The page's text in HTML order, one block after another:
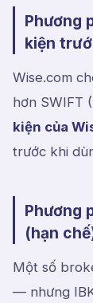
Phương
kiện
Wise.com
hơn SWIFT
kiện của
trước khi
Phương
(hạn
Một số
— nhưng